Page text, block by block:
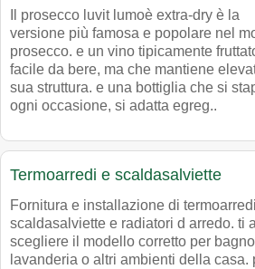
Il prosecco luvit lumoè extra-dry è la
versione più famosa e popolare nel
prosecco. e un vino tipicamente
facile da bere, ma che mantiene
sua struttura. e una bottiglia che si
ogni occasione, si adatta egreg..
Termoarredi e scaldasalviette
Fornitura e installazione di
scaldasalviette e radiatori d arredo. ti
scegliere il modello corretto per
lavanderia o altri ambienti della casa.